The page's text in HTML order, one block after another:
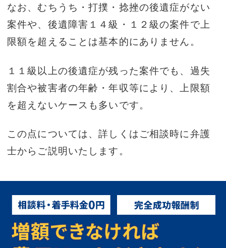
なお、むちうち・打撲・捻挫の後遺症がない
案件や、後遺障害１４級・１２級の案件で上
限額を超えることは基本的にありません。
１１級以上の後遺症が残った案件でも、過失
割合や被害者の年齢・年収等により、上限額
を超えないケースも多いです。
この点については、詳しくはご相談時に弁護
士からご説明いたします。